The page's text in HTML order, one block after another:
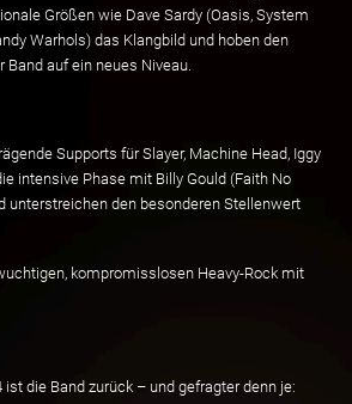
Größen wie Dave Sardy (Oasis, System
Warhols) das Klangbild und hoben den
auf ein neues Niveau.
Supports für Slayer, Machine Head, Iggy
intensive Phase mit Billy Gould (Faith No
unterstreichen den besonderen Stellenwert
kompromisslosen Heavy-Rock mit
die Band zurück – und gefragter denn je: